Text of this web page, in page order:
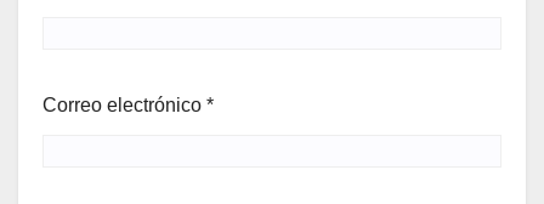
Correo electrónico *